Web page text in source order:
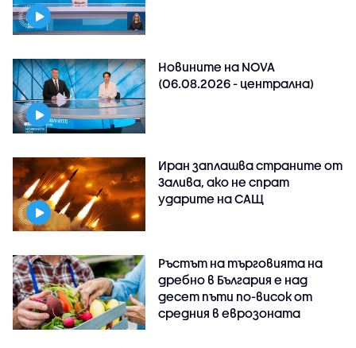
Новините на NOVA
(06.08.2026 - централна)
Иран заплашва страните от
Залива, ако не спрат
ударите на САЩ
Ръстът на търговията на
дребно в България е над
десет пъти по-висок от
средния в еврозоната